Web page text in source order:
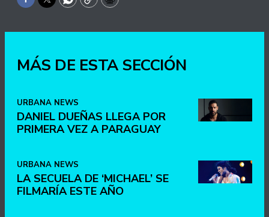
Facebook
TwitterWhatsApp
CopyPrint
MÁS DE ESTA SECCIÓN
URBANA NEWS
DANIEL DUEÑAS LLEGA POR
PRIMERA VEZ A PARAGUAY
URBANA NEWS
LA SECUELA DE ‘MICHAEL’ SE
FILMARÍA ESTE AÑO